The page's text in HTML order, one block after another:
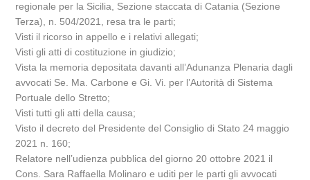
regionale per la Sicilia, Sezione staccata di Catania (Sezione
Terza), n. 504/2021, resa tra le parti;
Visti il ricorso in appello e i relativi allegati;
Visti gli atti di costituzione in giudizio;
Vista la memoria depositata davanti all’Adunanza Plenaria dagli
avvocati Se. Ma. Carbone e Gi. Vi. per l’Autorità di Sistema
Portuale dello Stretto;
Visti tutti gli atti della causa;
Visto il decreto del Presidente del Consiglio di Stato 24 maggio
2021 n. 160;
Relatore nell’udienza pubblica del giorno 20 ottobre 2021 il
Cons. Sara Raffaella Molinaro e uditi per le parti gli avvocati